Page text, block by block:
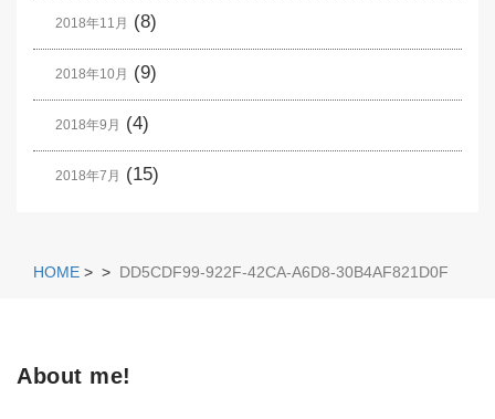
2018年11月 (8)
2018年10月 (9)
2018年9月 (4)
2018年7月 (15)
HOME > > DD5CDF99-922F-42CA-A6D8-30B4AF821D0F
About me!